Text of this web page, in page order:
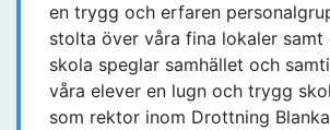
en trygg och erfaren
stolta över våra fina lokaler samt
skola speglar samhället och
våra elever en lugn och trygg
som rektor inom Drottning